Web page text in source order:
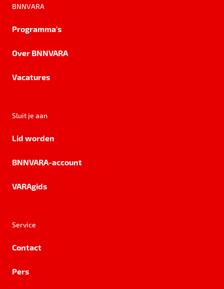
BNNVARA
Programma's
Over BNNVARA
Vacatures
Sluit je aan
Lid worden
BNNVARA-account
VARAgids
Service
Contact
Pers